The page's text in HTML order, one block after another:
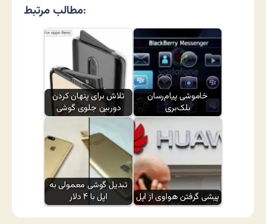
مطالب مرتبط:
تلاش برای پنهان کردن
دوربین جلوی گوشی
خاموشی پیام‌رسان
بلک‌بری
تبدیل گوشی معمولی به
اپل با ۴ دلار
پیشی گرفتن هواوی از اپل